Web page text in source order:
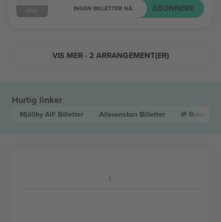
ONS. INGEN BILLETTER NÅ ABONNERE
VIS MER - 2 ARRANGEMENT(ER)
Hurtig linker
Mjällby AIF Billetter Allsvenskan Billetter IF